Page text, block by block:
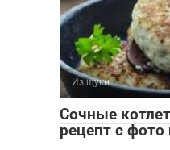
Из щуки
Сочные
рецепт с